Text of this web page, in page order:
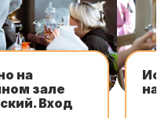
на
зале
Вход
на